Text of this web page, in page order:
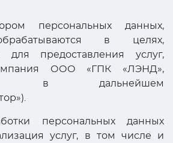
персональных данных,
в целях,
для предоставления услуг,
ООО «ГПК «ЛЭНД»,
в дальнейшем
персональных данных
услуг, в том числе и